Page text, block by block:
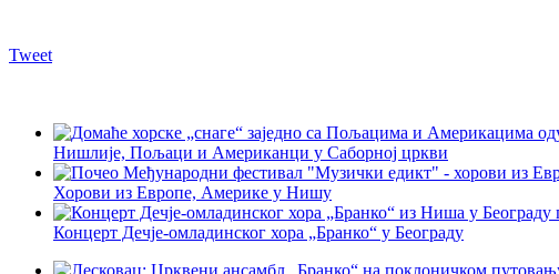
Tweet
Нишлије, Пољаци и Американци у Саборној цркви
Хорови из Европе, Америке у Нишу
Концерт Дечје-омладинског хора „Бранко“ у Београду